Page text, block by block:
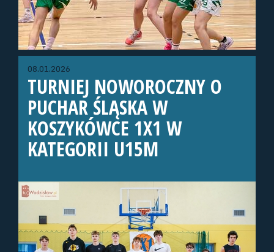
08.01.2026
TURNIEJ NOWOROCZNY O
PUCHAR ŚLĄSKA W
KOSZYKÓWCE 1X1 W
KATEGORII U15M